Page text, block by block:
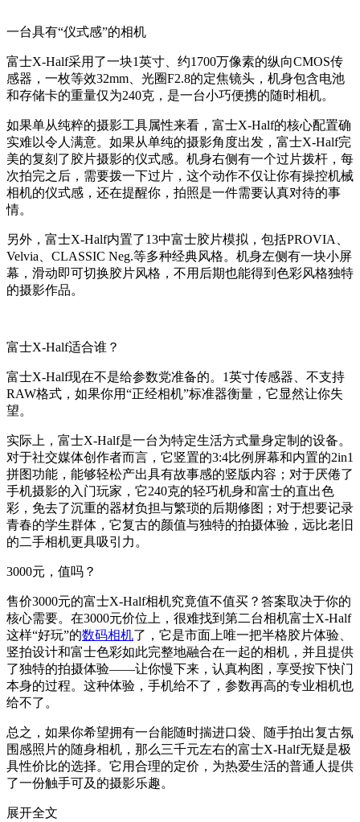
一台具有“仪式感”的相机
富士X-Half采用了一块1英寸、约1700万像素的纵向CMOS传
感器，一枚等效32mm、光圈F2.8的定焦镜头，机身包含电池
和存储卡的重量仅为240克，是一台小巧便携的随时相机。
如果单从纯粹的摄影工具属性来看，富士X-Half的核心配置确
实难以令人满意。如果从单纯的摄影角度出发，富士X-Half完
美的复刻了胶片摄影的仪式感。机身右侧有一个过片拨杆，每
次拍完之后，需要拨一下过片，这个动作不仅让你有操控机械
相机的仪式感，还在提醒你，拍照是一件需要认真对待的事
情。
另外，富士X-Half内置了13中富士胶片模拟，包括PROVIA、
Velvia、CLASSIC Neg.等多种经典风格。机身左侧有一块小屏
幕，滑动即可切换胶片风格，不用后期也能得到色彩风格独特
的摄影作品。
富士X-Half适合谁？
富士X-Half现在不是给参数党准备的。1英寸传感器、不支持
RAW格式，如果你用“正经相机”标准器衡量，它显然让你失
望。
实际上，富士X-Half是一台为特定生活方式量身定制的设备。
对于社交媒体创作者而言，它竖置的3:4比例屏幕和内置的2in1
拼图功能，能够轻松产出具有故事感的竖版内容；对于厌倦了
手机摄影的入门玩家，它240克的轻巧机身和富士的直出色
彩，免去了沉重的器材负担与繁琐的后期修图；对于想要记录
青春的学生群体，它复古的颜值与独特的拍摄体验，远比老旧
的二手相机更具吸引力。
3000元，值吗？
售价3000元的富士X-Half相机究竟值不值买？答案取决于你的
核心需要。在3000元价位上，很难找到第二台相机富士X-Half
这样“好玩”的数码相机了，它是市面上唯一把半格胶片体验、
竖拍设计和富士色彩如此完整地融合在一起的相机，并且提供
了独特的拍摄体验——让你慢下来，认真构图，享受按下快门
本身的过程。这种体验，手机给不了，参数再高的专业相机也
给不了。
总之，如果你希望拥有一台能随时揣进口袋、随手拍出复古氛
围感照片的随身相机，那么三千元左右的富士X-Half无疑是极
具性价比的选择。它用合理的定价，为热爱生活的普通人提供
了一份触手可及的摄影乐趣。
展开全文